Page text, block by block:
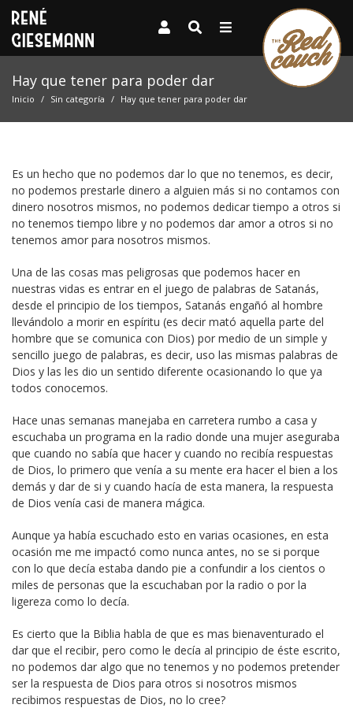
Hay que tener para poder dar
Inicio Sin categoría Hay que tener para poder dar
Es un hecho que no podemos dar lo que no tenemos, es decir,
no podemos prestarle dinero a alguien más si no contamos con
dinero nosotros mismos, no podemos dedicar tiempo a otros si
no tenemos tiempo libre y no podemos dar amor a otros si no
tenemos amor para nosotros mismos.
Una de las cosas mas peligrosas que podemos hacer en
nuestras vidas es entrar en el juego de palabras de Satanás,
desde el principio de los tiempos, Satanás engañó al hombre
llevándolo a morir en espíritu (es decir mató aquella parte del
hombre que se comunica con Dios) por medio de un simple y
sencillo juego de palabras, es decir, uso las mismas palabras de
Dios y las les dio un sentido diferente ocasionando lo que ya
todos conocemos.
Hace unas semanas manejaba en carretera rumbo a casa y
escuchaba un programa en la radio donde una mujer aseguraba
que cuando no sabía que hacer y cuando no recibía respuestas
de Dios, lo primero que venía a su mente era hacer el bien a los
demás y dar de si y cuando hacía de esta manera, la respuesta
de Dios venía casi de manera mágica.
Aunque ya había escuchado esto en varias ocasiones, en esta
ocasión me me impactó como nunca antes, no se si porque
con lo que decía estaba dando pie a confundir a los cientos o
miles de personas que la escuchaban por la radio o por la
ligereza como lo decía.
Es cierto que la Biblia habla de que es mas bienaventurado el
dar que el recibir, pero como le decía al principio de éste escrito,
no podemos dar algo que no tenemos y no podemos pretender
ser la respuesta de Dios para otros si nosotros mismos
recibimos respuestas de Dios, no lo cree?